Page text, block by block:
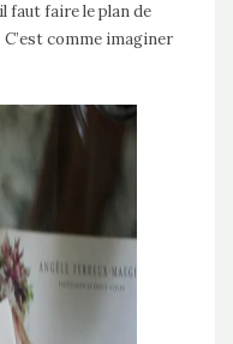
faut faire le plan de
comme imaginer